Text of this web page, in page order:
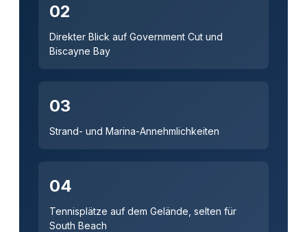
02
Direkter Blick auf Government Cut und
Biscayne Bay
03
Strand- und Marina-Annehmlichkeiten
04
Tennisplätze auf dem Gelände, selten für
South Beach